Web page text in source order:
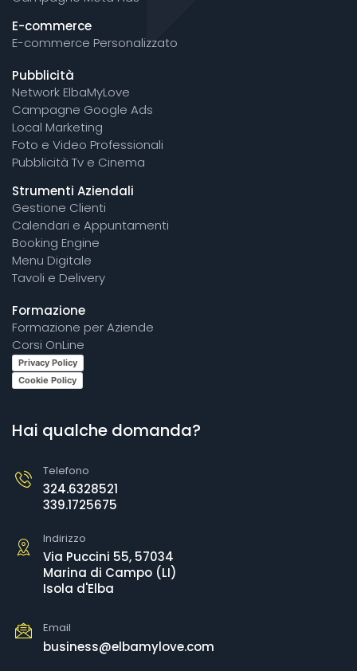
E-commerce
E-commerce Personalizzato
Pubblicità
Network ElbaMyLove
Campagne Google Ads
Local Marketing
Foto e Video Professionali
Pubblicità Tv e Cinema
Strumenti Aziendali
Gestione Clienti
Calendari e Appuntamenti
Booking Engine
Menu Digitale
Tavoli e Delivery
Formazione
Formazione per Aziende
Corsi OnLine
Privacy Policy
Cookie Policy
Hai qualche domanda?
Telefono
324.6328521
339.1725675
Indirizzo
Via Puccini 55, 57034
Marina di Campo (LI)
Isola d'Elba
Email
business@elbamylove.com